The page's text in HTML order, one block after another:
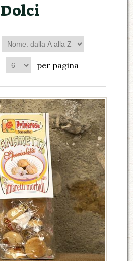
Dolci
per pagina